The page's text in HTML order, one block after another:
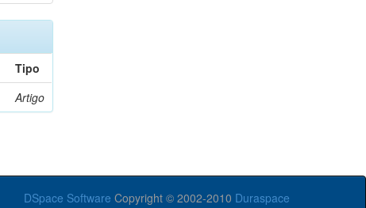
Tipo
Artigo
DSpace Software Copyright © 2002-2010 Duraspace